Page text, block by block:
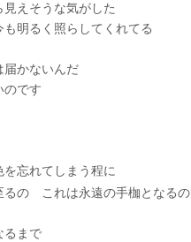
えそうな気がした
明るく照らしてくれてる
かないんだ
です
忘れてしまう程に
るの これは永遠の手枷となるの
るまで